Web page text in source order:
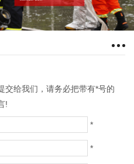
交给我们，请务必把带有*号的
!
*
*